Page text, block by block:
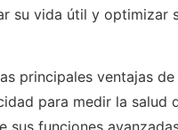
su vida útil y optimizar
principales ventajas
para medir la salud